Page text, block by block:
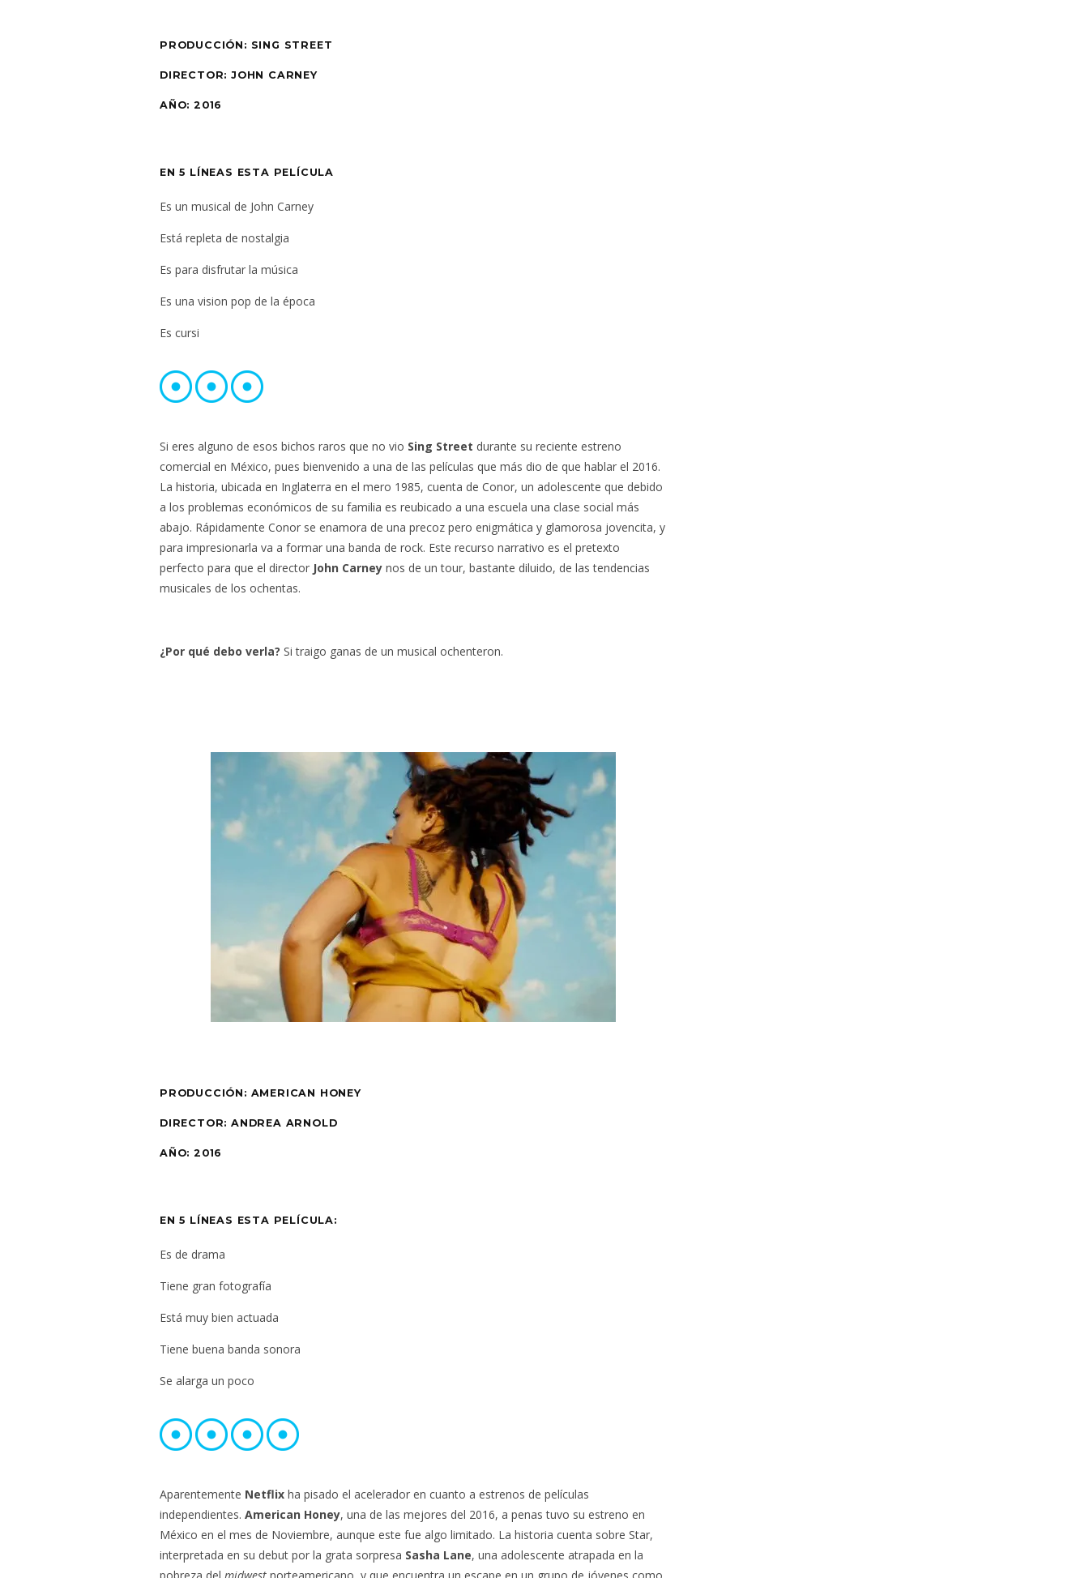
PRODUCCIÓN: SING STREET
DIRECTOR: JOHN CARNEY
AÑO: 2016
EN 5 LÍNEAS ESTA PELÍCULA
Es un musical de John Carney
Está repleta de nostalgia
Es para disfrutar la música
Es una vision pop de la época
Es cursi
Si eres alguno de esos bichos raros que no vio Sing Street durante su reciente estreno
comercial en México, pues bienvenido a una de las películas que más dio de que hablar el 2016.
La historia, ubicada en Inglaterra en el mero 1985, cuenta de Conor, un adolescente que debido
a los problemas económicos de su familia es reubicado a una escuela una clase social más
abajo. Rápidamente Conor se enamora de una precoz pero enigmática y glamorosa jovencita, y
para impresionarla va a formar una banda de rock. Este recurso narrativo es el pretexto
perfecto para que el director John Carney nos de un tour, bastante diluido, de las tendencias
musicales de los ochentas.
¿Por qué debo verla? Si traigo ganas de un musical ochenteron.
PRODUCCIÓN: AMERICAN HONEY
DIRECTOR: ANDREA ARNOLD
AÑO: 2016
EN 5 LÍNEAS ESTA PELÍCULA:
Es de drama
Tiene gran fotografía
Está muy bien actuada
Tiene buena banda sonora
Se alarga un poco
Aparentemente Netflix ha pisado el acelerador en cuanto a estrenos de películas
independientes. American Honey, una de las mejores del 2016, a penas tuvo su estreno en
México en el mes de Noviembre, aunque este fue algo limitado. La historia cuenta sobre Star,
interpretada en su debut por la grata sorpresa Sasha Lane, una adolescente atrapada en la